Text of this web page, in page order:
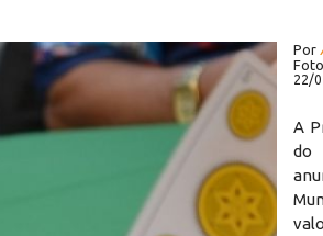
Por
Foto
22/
A
do